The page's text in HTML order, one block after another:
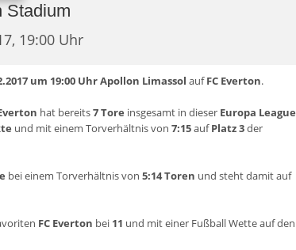
Stadium
19:00 Uhr
um 19:00 UhrApollon Limassol aufFC Everton.
hat bereits7 Tore insgesamt in dieser Europa League
und mit einem Torverhältnis von 7:15aufPlatz 3der
bei einem Torverhältnis von 5:14 Toren und steht damit auf
FC Everton bei 11 und mit einer Fußball Wette auf den